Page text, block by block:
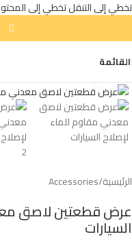
تخطي إلى التنقلتخطي إلى
القائمة
الرئيسية/
Accessories
عرض قطعتين لاصق
السيارات